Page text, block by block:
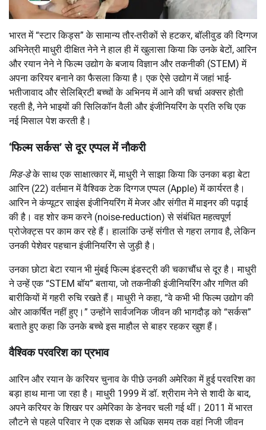
भारत में “स्टार किड्स” के सामान्य तौर-तरीकों से हटकर, बॉलीवुड की दिग्गज
अभिनेत्री माधुरी दीक्षित नेने ने हाल ही में खुलासा किया कि उनके बेटों, आरिन
और रयान नेने ने फिल्म उद्योग के बजाय विज्ञान और तकनीकी (STEM) में
अपना करियर बनाने का फैसला किया है। एक ऐसे उद्योग में जहां भाई-
भतीजावाद और सेलिब्रिटी बच्चों के अभिनय में आने की चर्चा अक्सर होती
रहती है, नेने भाइयों की सिलिकॉन वैली और इंजीनियरिंग के प्रति रुचि एक
नई मिसाल पेश करती है।
‘फिल्म सर्कस’ से दूर एप्पल में नौकरी
मिड-डेके साथ एक साक्षात्कार में, माधुरी ने साझा किया कि उनका बड़ा बेटा
आरिन (22) वर्तमान में वैश्विक टेक दिग्गज एप्पल (Apple) में कार्यरत है।
आरिन ने कंप्यूटर साइंस इंजीनियरिंग में मेजर और संगीत में माइनर की पढ़ाई
की है। वह शोर कम करने (noise-reduction) से संबंधित महत्वपूर्ण
प्रोजेक्ट्स पर काम कर रहे हैं। हालांकि उन्हें संगीत से गहरा लगाव है, लेकिन
उनकी पेशेवर पहचान इंजीनियरिंग से जुड़ी है।
उनका छोटा बेटा रयान भी मुंबई फिल्म इंडस्ट्री की चकाचौंध से दूर है। माधुरी
ने उन्हें एक “STEM बॉय” बताया, जो तकनीकी इंजीनियरिंग और गणित की
बारीकियों में गहरी रुचि रखते हैं। माधुरी ने कहा, “वे कभी भी फिल्म उद्योग की
ओर आकर्षित नहीं हुए।” उन्होंने सार्वजनिक जीवन की भागदौड़ को “सर्कस”
बताते हुए कहा कि उनके बच्चे इस माहौल से बाहर रहकर खुश हैं।
वैश्विक परवरिश का प्रभाव
आरिन और रयान के करियर चुनाव के पीछे उनकी अमेरिका में हुई परवरिश का
बड़ा हाथ माना जा रहा है। माधुरी 1999 में डॉ. श्रीराम नेने से शादी के बाद,
अपने करियर के शिखर पर अमेरिका के डेनवर चली गई थीं। 2011 में भारत
लौटने से पहले परिवार ने एक दशक से अधिक समय तक वहां निजी जीवन